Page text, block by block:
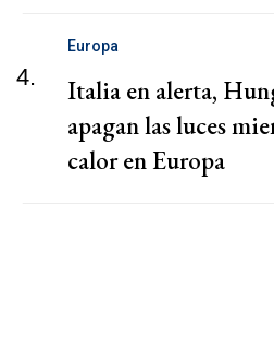
4.
Europa
Italia en alerta,
apagan las luces
calor en Europa